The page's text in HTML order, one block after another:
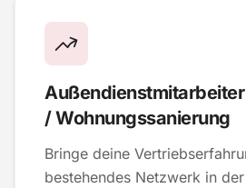
/ Wohnungssanierung
Bringe deine
bestehendes Netzwerk in der